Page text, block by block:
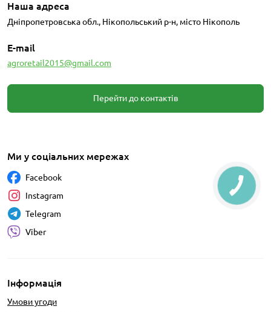
Наша адреса
Дніпропетровська обл., Нікопольський р-н, місто Нікополь
E-mail
agroretail2015@gmail.com
Перейти до контактів
Інформація
Умови угоди
Ми у соціальних мережах
Facebook
Instagram
Telegram
Viber